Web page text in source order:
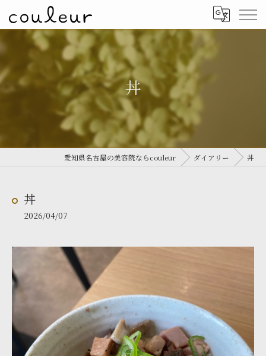
丼
愛知県名古屋の美容院ならcouleur ダイアリー 丼
丼
2026/04/07